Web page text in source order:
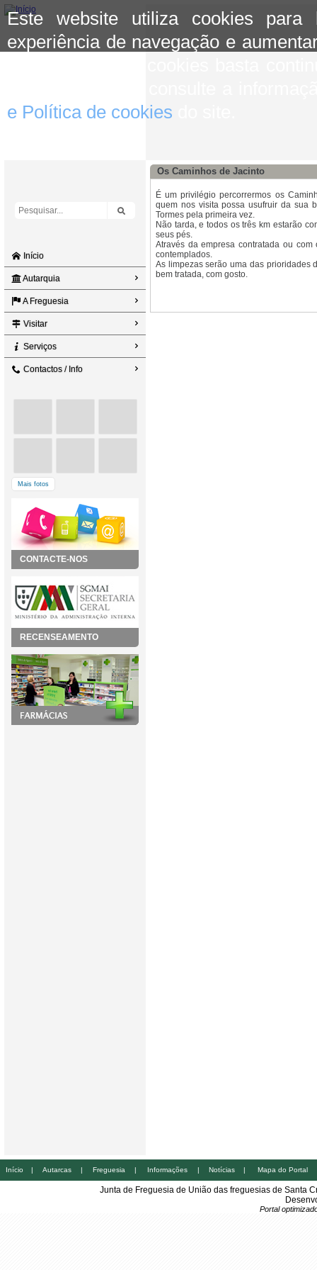
Este website utiliza cookies para
experiência de navegação e
e Política de cookies
Início
Autarquia
A Freguesia
Visitar
Serviços
Contactos / Info
Mais fotos
CONTACTE-NOS
RECENSEAMENTO
Os Caminhos de Jacinto
É um privilégio percorrermos os
quem nos visita possa usufruir da sua
Tormes pela primeira vez.
Não tarda, e todos os três km estarão
seus pés.
Através da empresa contratada ou
contemplados.
As limpezas serão uma das prioridades
bem tratada, com gosto.
Início | Autarcas | Freguesia | Informações | Notícias | Mapa do Portal
Junta de Freguesia de União das freguesias de Santa
Portal